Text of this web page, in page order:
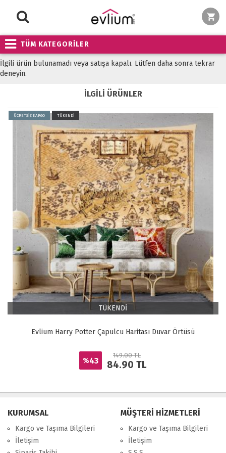
TÜM KATEGORİLER
İlgili ürün bulunamadı veya satışa kapalı. Lütfen daha sonra tekrar
deneyin.
İLGİLİ ÜRÜNLER
ÜCRETSİZ KARGO TÜKENDİ
TÜKENDİ
Evlium Harry Potter Çapulcu Haritası Duvar Örtüsü
%43
149.00 TL
84.90 TL
KURUMSAL
Kargo ve Taşıma Bilgileri
İletişim
MÜŞTERİ HİZMETLERİ
Kargo ve Taşıma Bilgileri
İletişim